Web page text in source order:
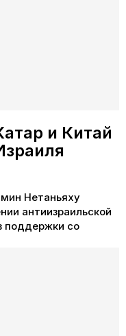
и Китай
Нетаньяху
антиизраильской
поддержки со